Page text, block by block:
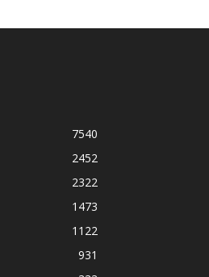
7540
2452
2322
1473
1122
931